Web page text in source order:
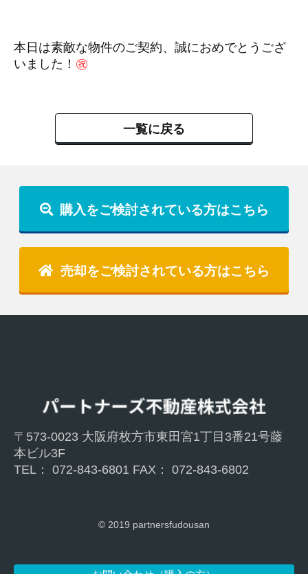
本日は素敵な物件のご契約、誠におめでとうござ
いました！ ㊗
一覧に戻る
購入をご検討されている方はこちら
売却をご検討されている方はこちら
〒573-0023 大阪府枚方市東⽥宮1丁目3番21号藤
本ビル3F
TEL： 072-843-6801 FAX： 072-843-6802
© 2019 partnersfudousan